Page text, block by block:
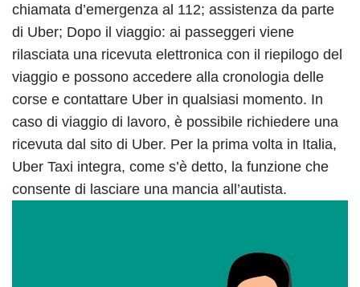
chiamata d’emergenza al 112; assistenza da parte
di Uber; Dopo il viaggio: ai passeggeri viene
rilasciata una ricevuta elettronica con il riepilogo del
viaggio e possono accedere alla cronologia delle
corse e contattare Uber in qualsiasi momento. In
caso di viaggio di lavoro, è possibile richiedere una
ricevuta dal sito di Uber. Per la prima volta in Italia,
Uber Taxi integra, come s’è detto, la funzione che
consente di lasciare una mancia all’autista.